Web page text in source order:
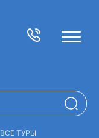
ВСЕ ТУРЫ